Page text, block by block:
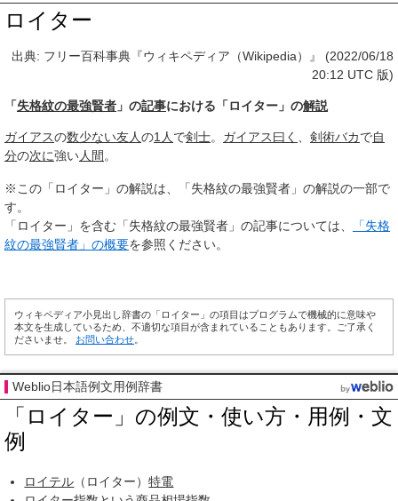
ロイター
出典: フリー百科事典『ウィキペディア（Wikipedia）』 (2022/06/18
20:12 UTC 版)
「失格紋の最強賢者 」の記事における「ロイター」の解説
ガイアスの数少ない友人の1人 で剣士。 ガイアス曰く 剣術バカで自
分の次に強い人間 。
※この「ロイター」の解説は、「失格紋の最強賢者」の解説の一部で
す。
「ロイター」を含む「失格紋の最強賢者」の記事については、
「失格
紋の最強賢者」の概要を参照ください。
ウィキペディア小見出し辞書の「ロイター」の項目はプログラムで機械的に意味や
本文を生成しているため、不適切な項目が含まれていることもあります。ご了承く
ださいませ。 お問い合わせ
Weblio日本語例文用例辞書
「ロイター」の例文・使い方・用例・文
例
ロイテル （ロイター）特電